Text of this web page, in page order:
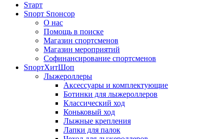
Sтарт
Sпорт Sпонсор
О нас
Помощь в поиске
Магазин спортсменов
Магазин мероприятий
Софинансирование спортсменов
SпортХитШоп
Лыжероллеры
Аксессуары и комплектующие
Ботинки для лыжероллеров
Классический ход
Коньковый ход
Лыжные крепления
Лапки для палок